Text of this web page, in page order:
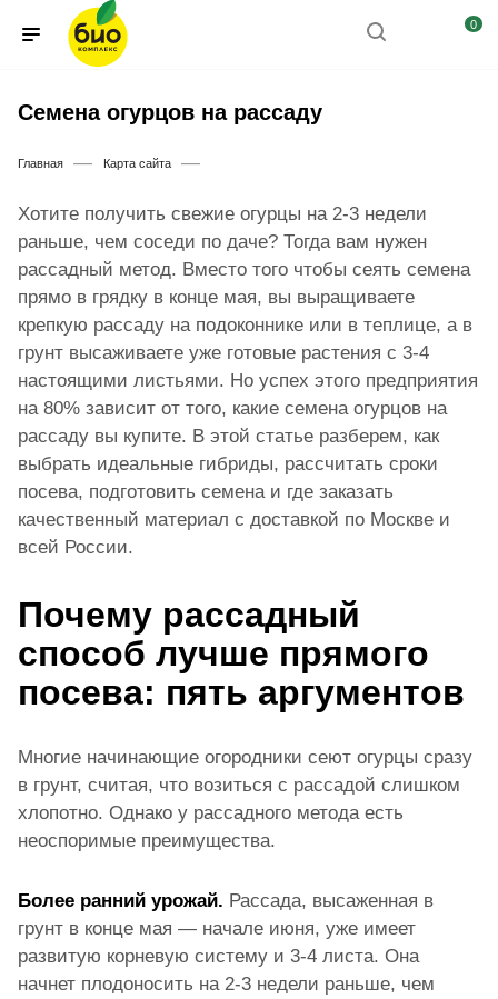
0
Cемена огурцов на рассаду
Главная — Карта сайта —
Хотите получить свежие огурцы на 2-3 недели
раньше, чем соседи по даче? Тогда вам нужен
рассадный метод. Вместо того чтобы сеять семена
прямо в грядку в конце мая, вы выращиваете
крепкую рассаду на подоконнике или в теплице, а в
грунт высаживаете уже готовые растения с 3-4
настоящими листьями. Но успех этого предприятия
на 80% зависит от того, какие семена огурцов на
рассаду вы купите. В этой статье разберем, как
выбрать идеальные гибриды, рассчитать сроки
посева, подготовить семена и где заказать
качественный материал с доставкой по Москве и
всей России.
Почему рассадный
способ лучше прямого
посева: пять аргументов
Многие начинающие огородники сеют огурцы сразу
в грунт, считая, что возиться с рассадой слишком
хлопотно. Однако у рассадного метода есть
неоспоримые преимущества.
Более ранний урожай. Рассада, высаженная в
грунт в конце мая — начале июня, уже имеет
развитую корневую систему и 3-4 листа. Она
начнет плодоносить на 2-3 недели раньше, чем